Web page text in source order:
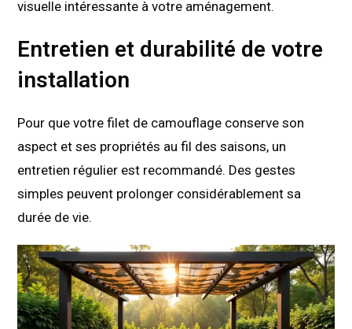
visuelle intéressante à votre aménagement.
Entretien et durabilité de votre
installation
Pour que votre filet de camouflage conserve son
aspect et ses propriétés au fil des saisons, un
entretien régulier est recommandé. Des gestes
simples peuvent prolonger considérablement sa
durée de vie.